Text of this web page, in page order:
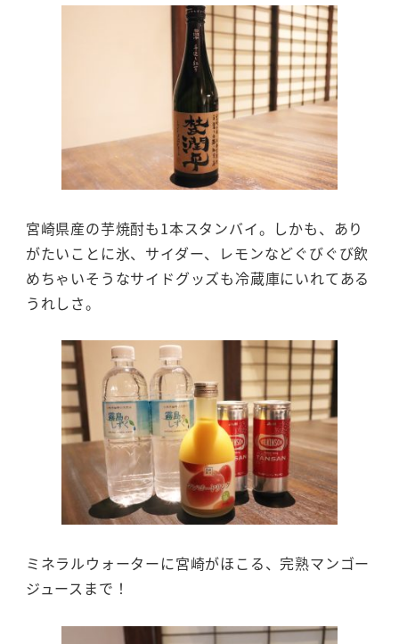
宮崎県産の芋焼酎も1本スタンバイ。しかも、あり
がたいことに氷、サイダー、レモンなどぐびぐび飲
めちゃいそうなサイドグッズも冷蔵庫にいれてある
うれしさ。
ミネラルウォーターに宮崎がほこる、完熟マンゴー
ジュースまで！